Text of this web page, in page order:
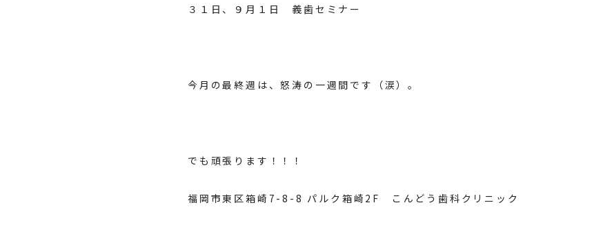
３１日、９月１日 義歯セミナー
今月の最終週は、怒涛の一週間です（涙）。
でも頑張ります！！！
福岡市東区箱崎7-8-8 パルク箱崎2F こんどう歯科クリニック